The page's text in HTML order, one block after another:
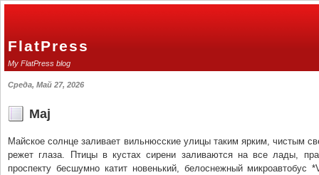
FlatPress
My FlatPress blog
Среда, Май 27, 2026
Maj
Майское солнце заливает вильнюсские улицы таким ярким, чистым
режет глаза. Птицы в кустах сирени заливаются на все лады,
проспекту бесшумно катит новенький, белоснежный микроавтобус